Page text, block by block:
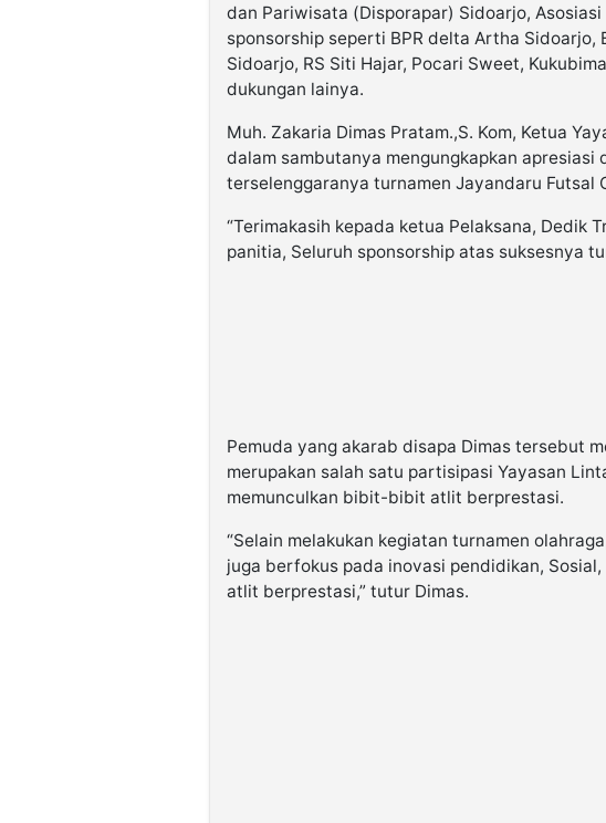
dan Pariwisata (Disporapar) Sidoarjo,
sponsorship seperti BPR delta Artha Sidoarjo,
Sidoarjo, RS Siti Hajar, Pocari Sweet,
dukungan lainya.
Muh. Zakaria Dimas Pratam.,S. Kom, Ketua
dalam sambutanya mengungkapkan apresiasi
terselenggaranya turnamen Jayandaru Futsal
“Terimakasih kepada ketua Pelaksana, Dedik
panitia, Seluruh sponsorship atas suksesnya
Pemuda yang akarab disapa Dimas tersebut
merupakan salah satu partisipasi Yayasan
memunculkan bibit-bibit atlit berprestasi.
“Selain melakukan kegiatan turnamen
juga berfokus pada inovasi pendidikan,
atlit berprestasi,” tutur Dimas.